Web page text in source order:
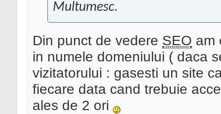
Multumesc.
Din punct de vedere SEO am
in numele domeniului ( daca
vizitatorului : gasesti un site
fiecare data cand trebuie
ales de 2 ori